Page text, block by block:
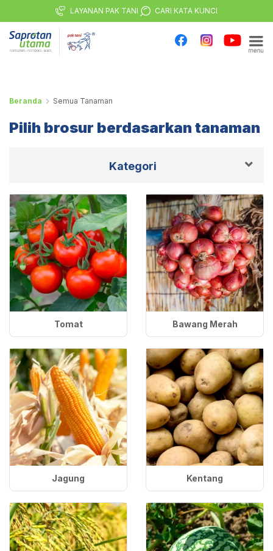
LAYANAN PAK TANI CARI KATA KUNCI
Beranda Semua Tanaman
Pilih brosur berdasarkan tanaman
Kategori
Tanaman Buah
Tanaman Hias
Tanaman Hortikultura
Tanaman Pangan
Tanaman Perkebunan
Tomat Bawang Merah
Jagung Kentang